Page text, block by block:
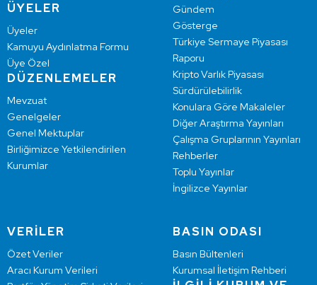
ÜYELER
Üyeler
Kamuyu Aydınlatma Formu
Üye Özel
DÜZENLEMELER
Mevzuat
Genelgeler
Genel Mektuplar
Birliğimizce Yetkilendirilen
Kurumlar
Gündem
Gösterge
Türkiye Sermaye Piyasası
Raporu
Kripto Varlık Piyasası
Sürdürülebilirlik
Konulara Göre Makaleler
Diğer Araştırma Yayınları
Çalışma Gruplarının Yayınları
Rehberler
Toplu Yayınlar
İngilizce Yayınlar
VERİLER
Özet Veriler
Aracı Kurum Verileri
BASIN ODASI
Basın Bültenleri
Kurumsal İletişim Rehberi